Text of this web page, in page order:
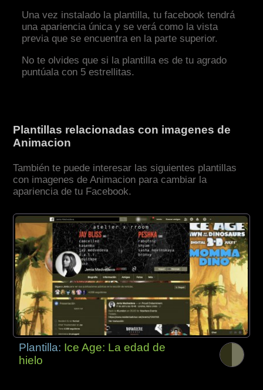
Una vez instalado la plantilla, tu facebook tendrá
una apariencia única y se verá como la vista
previa que se encuentra en la parte superior.
No te olvides que si la plantilla es de tu agrado
puntúala con 5 estrellitas.
Plantillas relacionadas con imagenes de
Animacion
También te puede interesar las siguientes plantillas
con imagenes de Animacion para cambiar la
apariencia de tu Facebook.
Plantilla: Ice Age: La edad de
hielo